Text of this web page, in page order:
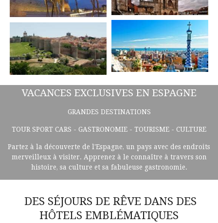
VACANCES EXCLUSIVES EN ESPAGNE
GRANDES DESTINATIONS
TOUR SPORT CARS - GASTRONOMIE - TOURISME - CULTURE
Partez à la découverte de l'Espagne, un pays avec des endroits
merveilleux à visiter. Apprenez à le connaître à travers son
histoire, sa culture et sa fabuleuse gastronomie.
DES SÉJOURS DE RÊVE DANS DES
HÔTELS EMBLÉMATIQUES